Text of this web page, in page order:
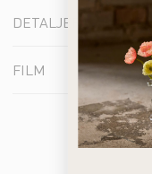
DETALJER
FILM